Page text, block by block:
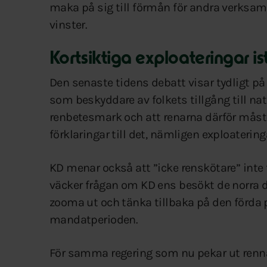
maka på sig till förmån för andra
vinster.
Kortsiktiga exploateringar
Den senaste tidens debatt visar tydligt
som beskyddare av folkets tillgång till
renbetesmark och att renarna därför
förklaringar till det, nämligen
KD menar också att ”icke renskötare”
väcker frågan om KD ens besökt de norra
zooma ut och tänka tillbaka på den förda
mandatperioden.
För samma regering som nu pekar ut